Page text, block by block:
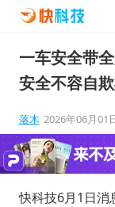
一车安全带
安全不容自
落木 2026年06月01
快科技6月1日消